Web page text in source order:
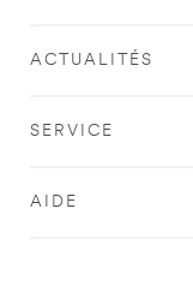
ACTUALITÉS
SERVICE
AIDE